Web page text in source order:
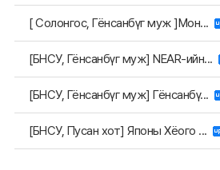
[ Солонгос, Гёнсанбүг муж ]Мон...
[БНСУ, Гёнсанбүг муж] NEAR-ийн...
[БНСУ, Гёнсанбүг муж] Гёнсанбү...
[БНСУ, Пусан хот] Японы Хёого ...